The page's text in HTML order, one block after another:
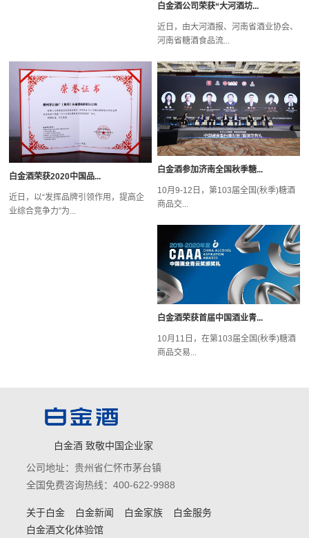
白金酒公司荣获“大河酒坊...
近日，由大河酒报、河南省酒业协会、
河南省糖酒食品流...
白金酒荣获2020中国品...
近日，以“发挥品牌引领作用，提高企
业综合竞争力”为...
白金酒参加济南全国秋季糖...
10月9-12日，第103届全国(秋季)糖酒
商品交...
白金酒荣获首届中国酒业青...
10月11日，在第103届全国(秋季)糖酒
商品交易...
白金酒 致敬中国企业家
公司地址：贵州省仁怀市茅台镇
全国免费咨询热线：400-622-9988
关于白金 白金新闻 白金家族
白金服务
白金酒文化体验馆